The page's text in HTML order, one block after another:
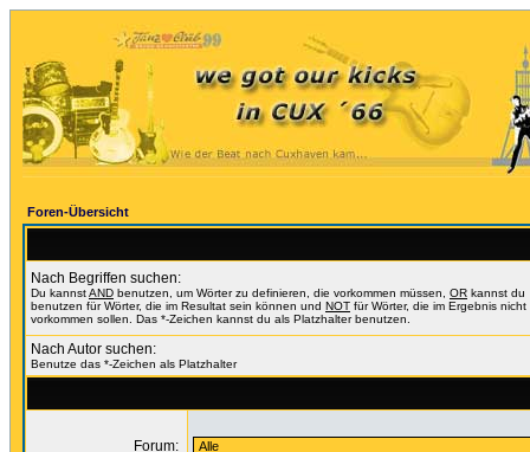
Foren-Übersicht
Nach Begriffen suchen:
Du kannstAND benutzen, um Wörter zu definieren, die vorkommen müssen, OR kannst du
benutzen für Wörter, die im Resultat sein können und NOT für Wörter, die im Ergebnis nicht
vorkommen sollen. Das *-Zeichen kannst du als Platzhalter benutzen.
Nach Autor suchen:
Benutze das *-Zeichen als Platzhalter
Forum: